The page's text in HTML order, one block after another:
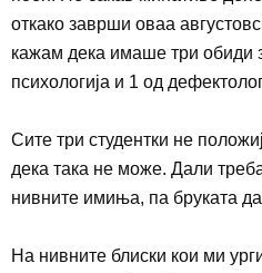
откако заврши оваа
кажам дека имаше три обиди
психологија и 1 од
Сите три студентки не
дека така не може. Дали
нивните имиња, па бруката
На нивните блиски кои ми